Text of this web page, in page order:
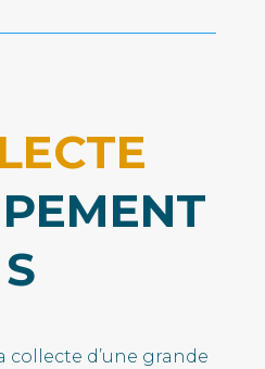
S
collecte d’une grande